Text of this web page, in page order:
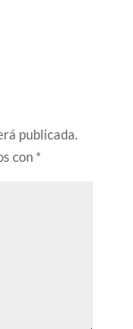
publicada.
con *